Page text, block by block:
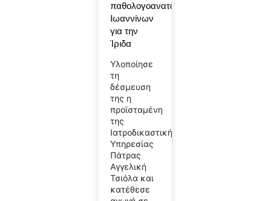
παθολογοανατόμου
Ιωαννίνων
για την
Ίριδα
Υλοποίησε
τη
δέσμευση
της η
προϊσταμένη
της
Ιατροδικαστικής
Υπηρεσίας
Πάτρας
Αγγελική
Τσιόλα και
κατέθεσε